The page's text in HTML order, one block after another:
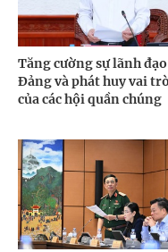
Tăng cường sự lãnh
Đảng và phát huy vai trò
của các hội quần chúng